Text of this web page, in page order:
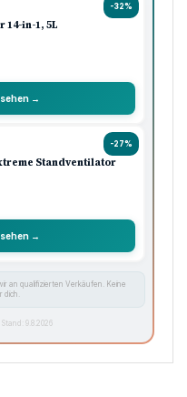
-32%
14-in-1, 5L
→
-27%
Standventilator
→
an qualifizierten Verkäufen. Keine
dich.
9.8.2026